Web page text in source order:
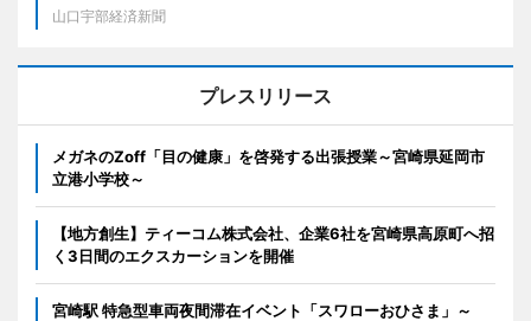
山口宇部経済新聞
プレスリリース
メガネのZoff「目の健康」を啓発する出張授業～宮崎県延岡市
立港小学校～
【地方創生】ティーコム株式会社、企業6社を宮崎県高原町へ招
く3日間のエクスカーションを開催
宮崎駅 特急型車両夜間滞在イベント「スワローおひさま」～